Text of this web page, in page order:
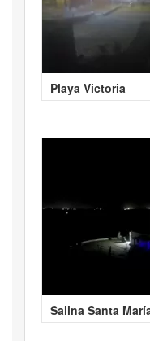
Playa Victoria
Salina Santa